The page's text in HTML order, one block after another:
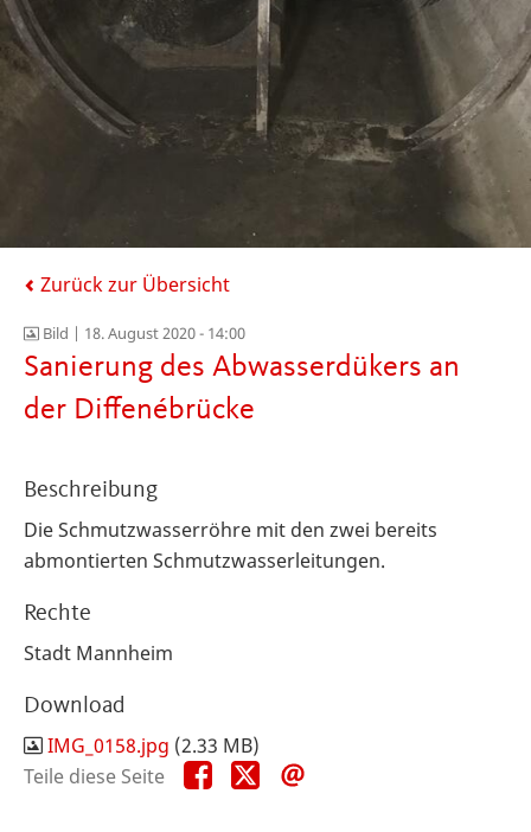
Zurück zur Übersicht
Bild | 18. August 2020 - 14:00
Sanierung des Abwasserdükers an
der Diffenébrücke
Beschreibung
DieSchmutzwasserröhre mit den zwei bereits
abmontierten Schmutzwasserleitungen.
Rechte
Stadt Mannheim
Download
IMG_0158.jpg (2.33 MB)
Teile diese Seite
Teile
diese
Teile
diese